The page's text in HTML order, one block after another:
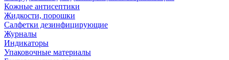
Кожные антисептики
Жидкости, порошки
Салфетки дезинфицирующие
Журналы
Индикаторы
Упаковочные материалы